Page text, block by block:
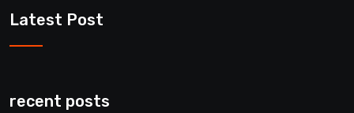
Latest Post
recent posts